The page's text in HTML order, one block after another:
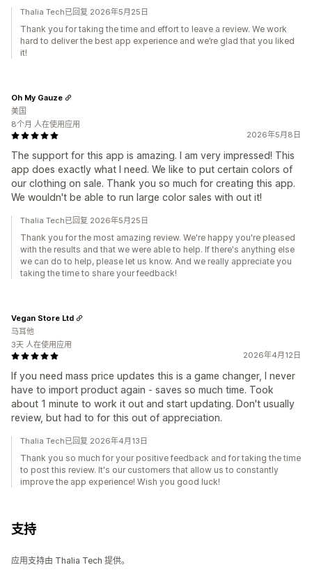
Thalia Tech已回复 2026年5月25日
Thank you for taking the time and effort to leave a review. We work
hard to deliver the best app experience and we’re glad that you liked
it!
2026年5月8日
The support for this app is amazing. I am very impressed! This
app does exactly what I need. We like to put certain colors of
our clothing on sale. Thank you so much for creating this app.
We wouldn't be able to run large color sales with out it!
Oh My Gauze
美国
8个月 人在使用应用
Thalia Tech已回复 2026年5月25日
Thank you for the most amazing review. We're happy you're pleased
with the results and that we were able to help. If there's anything else
we can do to help, please let us know. And we really appreciate you
taking the time to share your feedback!
2026年4月12日
If you need mass price updates this is a game changer, I never
have to import product again - saves so much time. Took
about 1 minute to work it out and start updating. Don't usually
review, but had to for this out of appreciation.
Vegan Store Ltd
马耳他
3天 人在使用应用
Thalia Tech已回复 2026年4月13日
Thank you so much for your positive feedback and for taking the time
to post this review. It's our customers that allow us to constantly
improve the app experience! Wish you good luck!
支持
应用支持由 Thalia Tech 提供。